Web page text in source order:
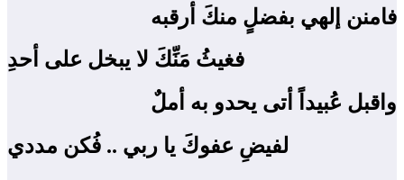
فامنن إلهي بفضلٍ منكَ أرقبه
فغيثُ مَنِّكَ لا يبخل على أحدِ
واقبل عُبيداً أتى يحدو به أملٌ
لفيضِ عفوكَ يا ربي .. فُكن مددي